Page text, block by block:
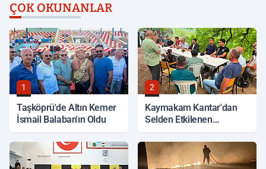
ÇOK OKUNANLAR
1
Taşköprü'de Altın Kemer
İsmail Balaban'ın Oldu
2
Kaymakam Kantar'dan
Selden Etkilenen